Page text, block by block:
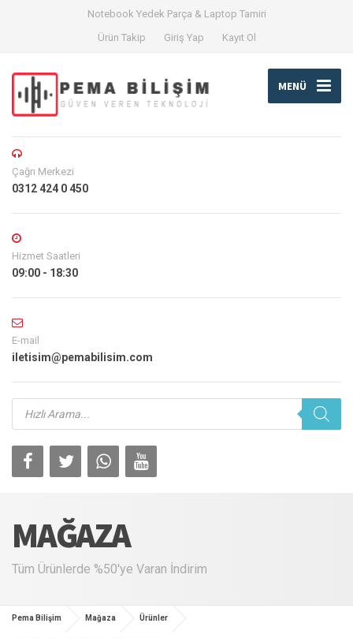
Notebook Yedek Parça & Laptop Tamiri
Ürün Takip
Giriş Yap Kayıt Ol
MENÜ
Çağrı Merkezi
0312 424 0 450
Hizmet Saatleri
09:00 - 18:30
E-mail
iletisim@pemabilisim.com
Products
search
MAĞAZA
Tüm Ürünlerde %50'ye Varan İndirim
Pema Bilişim Mağaza Ürünler